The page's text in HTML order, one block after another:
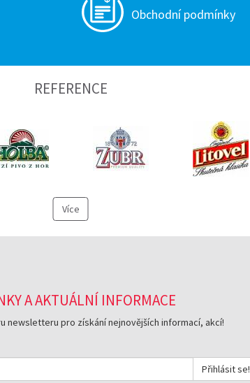
Obchodní podmínky
REFERENCE
Více
A AKTUÁLNÍ INFORMACE
newsletteru pro získání nejnovějších informací, akcí!
Přihlásit se!